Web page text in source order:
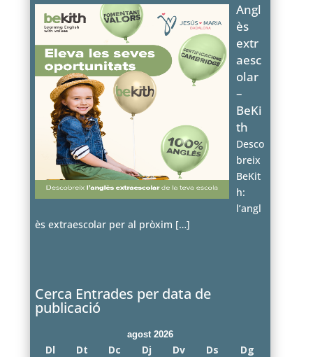
Angl
ès
extr
aesc
olar
–
BeKi
th
Desco
breix
BeKit
h:
l’angl
ès extraescolar per al pròxim […]
Cerca Entrades per data de
publicació
agost 2026
Dl Dt Dc Dj Dv Ds Dg